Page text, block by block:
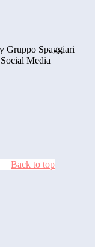
Gruppo Spaggiari
Media
Back to top